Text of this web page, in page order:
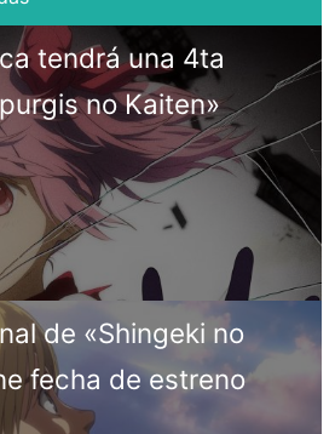
tendrá una 4ta
no Kaiten»
de «Shingeki no
fecha de estreno